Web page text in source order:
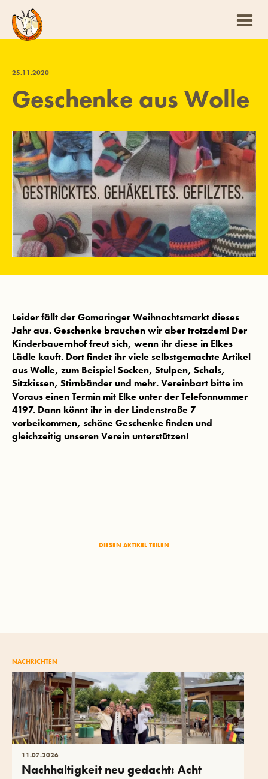
25.11.2020
Geschenke aus Wolle
Leider fällt der Gomaringer Weihnachtsmarkt dieses
Jahr aus. Geschenke brauchen wir aber trotzdem! Der
Kinderbauernhof freut sich, wenn ihr diese in Elkes
Lädle kauft. Dort findet ihr viele selbstgemachte Artikel
aus Wolle, zum Beispiel Socken, Stulpen, Schals,
Sitzkissen, Stirnbänder und mehr. Vereinbart bitte im
Voraus einen Termin mit Elke unter der Telefonnummer
4197. Dann könnt ihr in der Lindenstraße 7
vorbeikommen, schöne Geschenke finden und
gleichzeitig unseren Verein unterstützen!
DIESEN ARTIKEL TEILEN
NACHRICHTEN
11.07.2026
Nachhaltigkeit neu gedacht: Acht